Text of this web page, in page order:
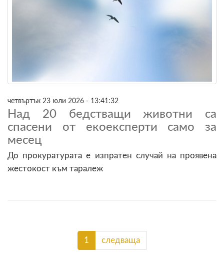
четвъртък 23 юли 2026 - 13:41:32
Над 20 бедстващи животни са
спасени от екоексперти само за
месец
До прокуратурата е изпратен случай на проявена
жестокост към таралеж
1 следваща